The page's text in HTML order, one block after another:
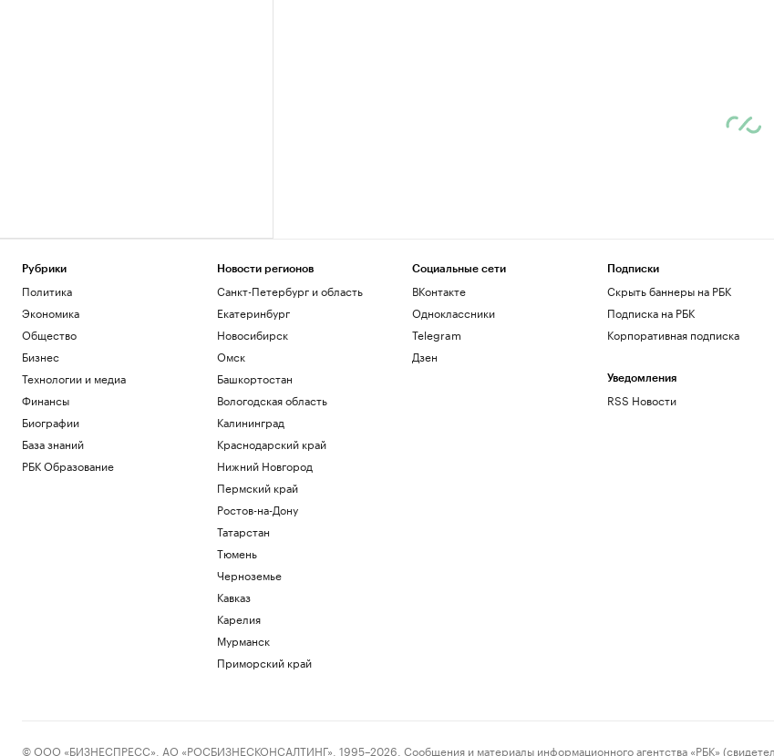
Рубрики
Политика
Экономика
Общество
Бизнес
Технологии и медиа
Финансы
Биографии
База знаний
РБК Образование
Новости регионов
Санкт-Петербург и область
Екатеринбург
Новосибирск
Омск
Башкортостан
Вологодская область
Калининград
Краснодарский край
Нижний Новгород
Пермский край
Ростов-на-Дону
Татарстан
Тюмень
Черноземье
Кавказ
Карелия
Мурманск
Приморский край
Социальные сети
ВКонтакте
Одноклассники
Telegram
Дзен
Подписки
Скрыть баннеры на РБК
Подписка на РБК
Корпоративная подписка
Уведомления
RSS Новости
© ООО «БИЗНЕСПРЕСС», АО «РОСБИЗНЕСКОНСАЛТИНГ», 1995–2026. Сообщения и материалы информационного агентства «РБК»